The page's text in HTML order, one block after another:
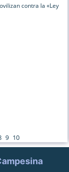
contra la «Ley
9 10